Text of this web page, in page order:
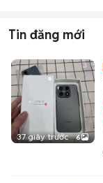
Tin đăng mới
37 giây trước 6